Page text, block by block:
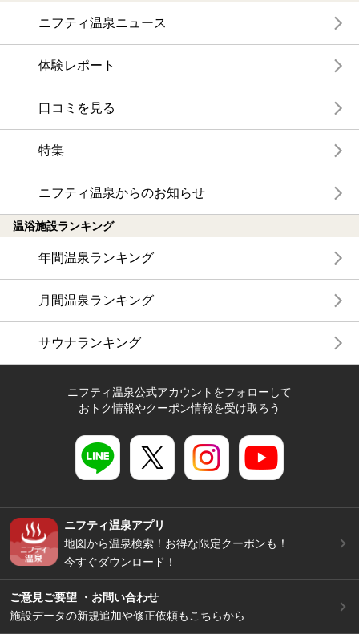
ニフティ温泉ニュース
体験レポート
口コミを見る
特集
ニフティ温泉からのお知らせ
温浴施設ランキング
年間温泉ランキング
月間温泉ランキング
サウナランキング
ニフティ温泉公式アカウントをフォローして
おトク情報やクーポン情報を受け取ろう
ニフティ温泉アプリ
地図から温泉検索！お得な限定クーポンも！
今すぐダウンロード！
ご意見ご要望 ・お問い合わせ
施設データの新規追加や修正依頼もこちらから